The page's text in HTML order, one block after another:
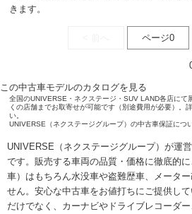
きます。
ページ0
この中古車モデルのカタログを見る
全国のUNIVERSE・ネクステージ・SUV LAND各店にて
くの店舗までお取寄せが可能です（別途費用が必要）。詳
い。
UNIVERSE（ネクステージグループ）の中古車保証につ
UNIVERSE（ネクステージグループ）が運
です。販売する車両の品質・価格に徹底的
車）はもちろん水没車や盗難歴車、メータ
せん。安心な中古車をお値打ちにご提供し
だけでなく、カーナビやドライブレコーダ